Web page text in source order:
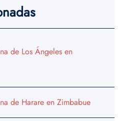
de Los Ángeles en
de Harare en Zimbabue